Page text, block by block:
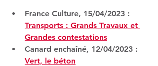
France Culture, 15/04/2023 :
Transports : Grands Travaux et
Grandes contestations
Canard enchaîné, 12/04/2023 :
Vert, le béton